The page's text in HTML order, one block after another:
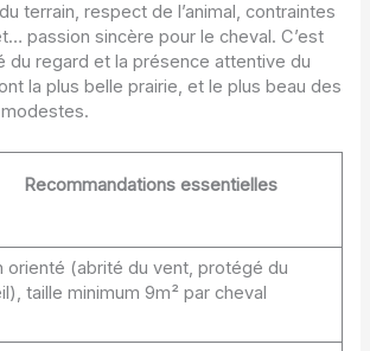
terrain, respect de l’animal, contraintes
passion sincère pour le cheval. C’est
du regard et la présence attentive du
la plus belle prairie, et le plus beau des
Recommandations essentielles
orienté (abrité du vent, protégé du
taille minimum 9m² par cheval